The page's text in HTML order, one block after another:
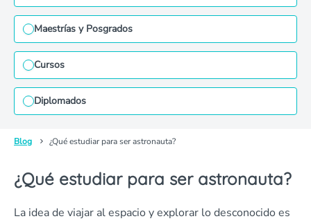
Maestrías y Posgrados
Cursos
Diplomados
Blog ¿Qué estudiar para ser astronauta?
¿Qué estudiar para ser astronauta?
La idea de viajar al espacio y explorar lo desconocido es